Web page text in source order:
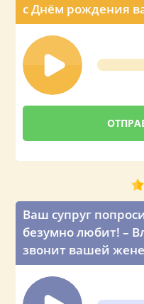
с Днём рождения
Ваш супруг
безумно любит! –
звонит вашей